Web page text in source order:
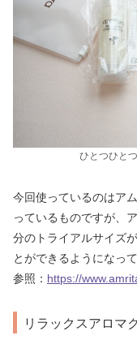
ひとつひと
今回使っているのはア
っているものですが、
分のトライアルサイズ
とができるようになって
参照： https://
リラックスアロマ